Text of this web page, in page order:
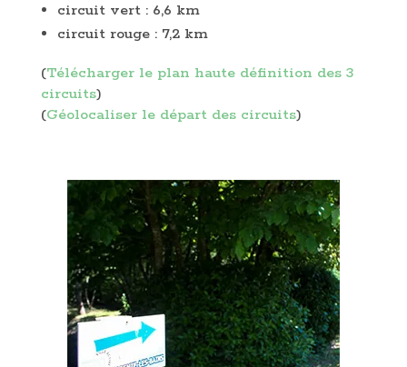
circuit vert : 6,6 km
circuit rouge : 7,2 km
(Télécharger le plan haute définition des 3
circuits)
(Géolocaliser le départ des circuits)